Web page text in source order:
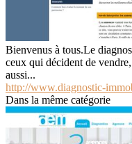
Bienvenus à tous.Le
ceux qui décident de
aussi...
http://www.diagnostic-
Dans la même catégorie